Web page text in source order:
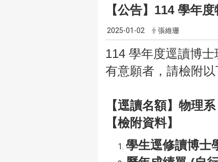
【公告】114 學年
2025-01-02 張維珊
114 學年度逕讀博
有意願者，請檢附
【逕讀名額】物理
【檢附資料】
學生逕修讀博士